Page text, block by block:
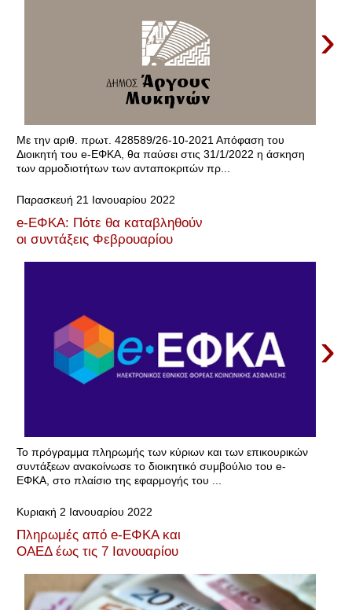
›
Mε την αριθ. πρωτ. 428589/26-10-2021 Απόφαση του
Διοικητή του e-ΕΦΚΑ, θα παύσει στις 31/1/2022 η άσκηση
των αρμοδιοτήτων των ανταποκριτών πρ...
Παρασκευή 21 Ιανουαρίου 2022
e-ΕΦΚΑ: Πότε θα καταβληθούν
οι συντάξεις Φεβρουαρίου
›
Το πρόγραμμα πληρωμής των κύριων και των επικουρικών
συντάξεων ανακοίνωσε το διοικητικό συμβούλιο του e-
ΕΦΚΑ, στο πλαίσιο της εφαρμογής του ...
Κυριακή 2 Ιανουαρίου 2022
Πληρωμές από e-ΕΦΚΑ και
ΟΑΕΔ έως τις 7 Ιανουαρίου